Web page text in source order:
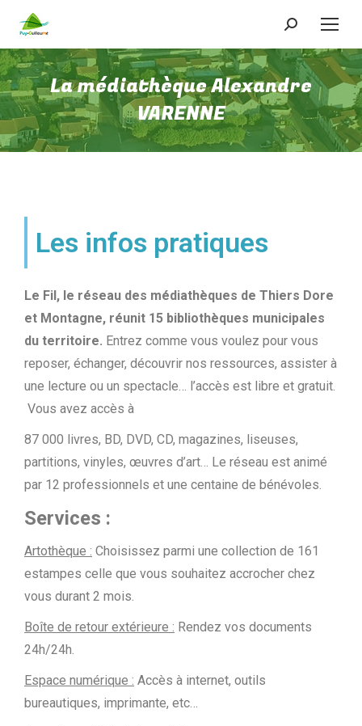
La médiathèque Alexandre
VARENNE
Les infos pratiques
Le Fil, le réseau des médiathèques de Thiers Dore
et Montagne, réunit 15 bibliothèques municipales
du territoire. Entrez comme vous voulez pour vous
reposer, échanger, découvrir nos ressources, assister à
une lecture ou un spectacle… l’accès est libre et gratuit.
Vous avez accès à
87 000 livres, BD, DVD, CD, magazines, liseuses,
partitions, vinyles, œuvres d’art… Le réseau est animé
par 12 professionnels et une centaine de bénévoles.
Services :
Artothèque : Choisissez parmi une collection de 161
estampes celle que vous souhaitez accrocher chez
vous durant 2 mois.
Boîte de retour extérieure : Rendez vos documents
24h/24h.
Espace numérique : Accès à internet, outils
bureautiques, imprimante, etc…